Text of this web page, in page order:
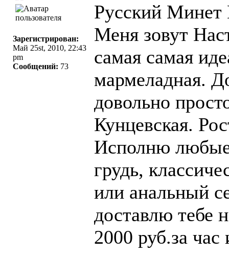
Зарегистрирован:
Май 25st, 2010, 22:43
pm
Сообщений: 73
Русский
Меня зовут
самая самая
мармеладная.
довольно
Кунцевская.
Исполню
грудь,
или анальный
доставлю тебе
2000 руб.за